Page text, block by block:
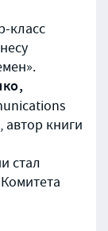
класс
автор книги
стал